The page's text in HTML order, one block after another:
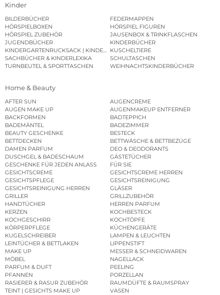
Kinder
BILDERBÜCHER
FEDERMAPPEN
HÖRSPIELBOXEN
HÖRSPIEL FIGUREN
HÖRSPIEL ZUBEHÖR
JAUSENBOX & TRINKFLASCHEN
JUGENDBÜCHER
KINDERBÜCHER
KINDERGARTENRUCKSACK | KINDERGARTENBEUTEL
KUSCHELTIERE
SACHBÜCHER & KINDERLEXIKA
SCHULTASCHEN
TURNBEUTEL & SPORTTASCHEN
WEIHNACHTSKINDERBÜCHER
Home & Beauty
AFTER SUN
AUGENCREME
AUGEN MAKE UP
AUGENMAKEUP ENTFERNER
BACKFORMEN
BADTEPPICH
BADEMÄNTEL
BADEZIMMER
BEAUTY GESCHENKE
BESTECK
BETTDECKEN
BETTWÄSCHE & BETTBEZÜGE
DAMEN PARFUM
DEO & DEODORANTS
DUSCHGEL & BADESCHAUM
GÄSTETÜCHER
GESCHENKE FÜR JEDEN ANLASS
FÜR SIE
GESICHTSCREME
GESICHTSCREME HERREN
GESICHTSPFLEGE
GESICHTSREINIGUNG
GESICHTSREINIGUNG HERREN
GLÄSER
GRILLER
GRILLZUBEHÖR
HANDTÜCHER
HERREN PARFUM
KERZEN
KOCHBESTECK
KOCHGESCHIRR
KOCHTÖPFE
KÖRPERPFLEGE
KÜCHENGERÄTE
KUGELSCHREIBER
LAMPEN & LEUCHTEN
LEINTÜCHER & BETTLAKEN
LIPPENSTIFT
MAKE UP
MESSER & SCHNEIDWAREN
MÖBEL
NAGELLACK
PARFUM & DUFT
PEELING
PFANNEN
PORZELLAN
RASIERER & RASUR ZUBEHÖR
RAUMDÜFTE & RAUMSPRAY
TEINT | GESICHTS MAKE UP
VASEN